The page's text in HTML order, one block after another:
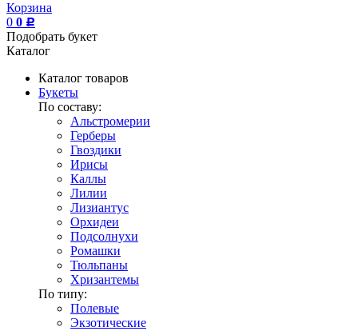
Корзина
0 0 Р
Подобрать букет
Каталог
Каталог товаров
Букеты
По составу:
Альстромерии
Герберы
Гвоздики
Ирисы
Каллы
Лилии
Лизиантус
Орхидеи
Подсолнухи
Ромашки
Тюльпаны
Хризантемы
По типу:
Полевые
Экзотические